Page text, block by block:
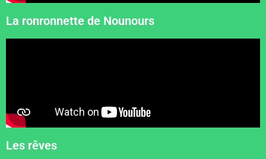
La ronronnette de Nounours
Les rêves